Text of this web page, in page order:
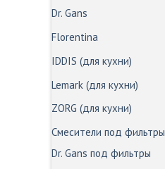
Dr. Gans
Florentina
IDDIS (для кухни)
Lemark (для кухни)
ZORG (для кухни)
Смесители под фильтры
Dr. Gans под фильтры